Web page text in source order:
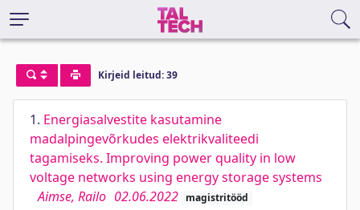
Kirjeid leitud: 39
1. Energiasalvestite kasutamine
madalpingevõrkudes elektrikvaliteedi
tagamiseks. Improving power quality in low
voltage networks using energy storage systems
Aimse, Railo 02.06.2022 magistritööd